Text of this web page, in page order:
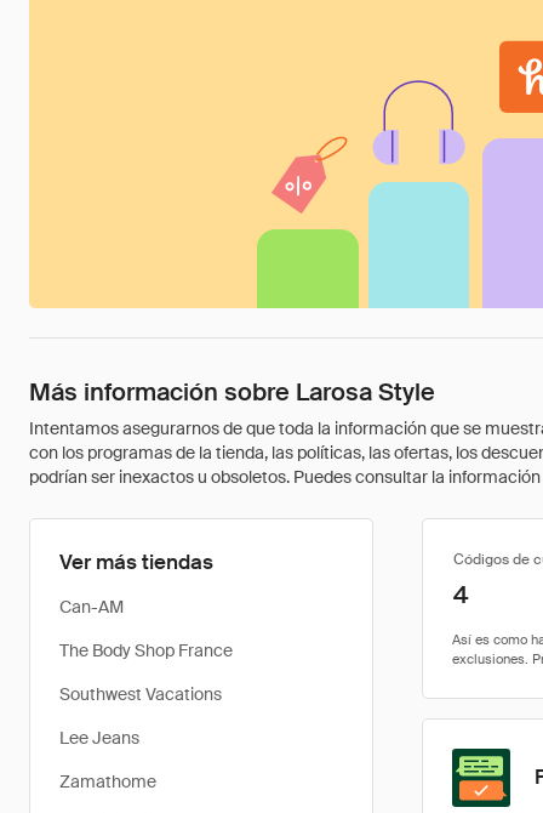
Más información sobre Larosa Style
Intentamos asegurarnos de que toda la información que se
con los programas de la tienda, las políticas, las ofertas, los
podrían ser inexactos u obsoletos. Puedes consultar la
Ver más tiendas
Can-AM
The Body Shop France
Southwest Vacations
Lee Jeans
Zamathome
Códigos de
4